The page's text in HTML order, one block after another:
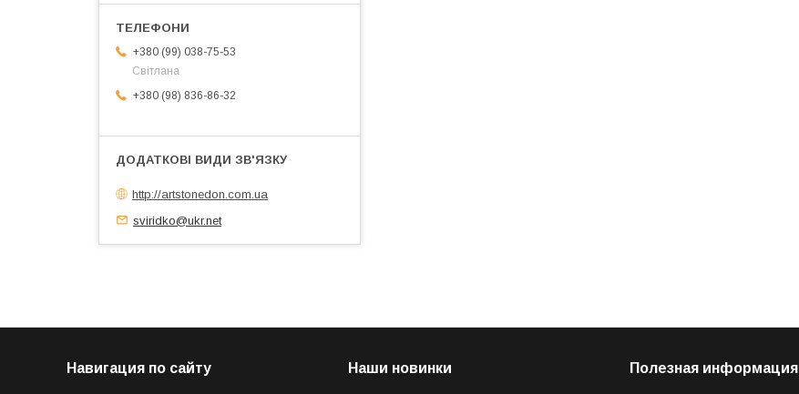
+380 (99) 038-75-53
Світлана
+380 (98) 836-86-32
http://artstonedon.com.ua
sviridko@ukr.net
Навигация по сайту Наши новинки Полезная информация